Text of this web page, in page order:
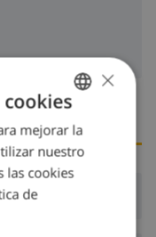
de 20:00
SPANISH
DUTCH
FRENCH
×
mejorar la
nuestro
las cookies
de